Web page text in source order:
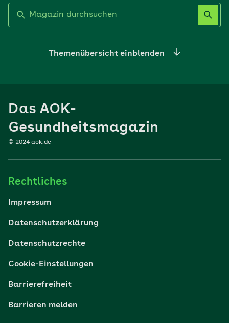
Themenübersicht einblenden
Sport
Reisen
Wohlbefinden
Digital gesund
Das AOK-
Gesundheitsmagazin
© 2024 aok.de
Rechtliches
Impressum
Datenschutzerklärung
Datenschutzrechte
Cookie-Einstellungen
Barrierefreiheit
Barrieren melden